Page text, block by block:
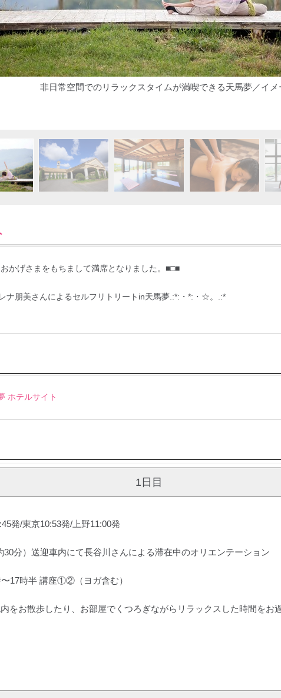
非日常空間でのリラックスタイムが満喫できる天馬夢／イメージ
をもちまして満席となりました。■□■
ナ朋美さんによるセルフリトリートin天馬夢.:*:・*:・☆。.:*
ホテルサイト
1日目
発/東京10:53発/上野11:00発
分）送迎車内にて長谷川さんによる滞在中のオリエンテーション
17時半 講座①②（ヨガ含む）
をお散歩したり、お部屋でくつろぎながらリラックスした時間をお